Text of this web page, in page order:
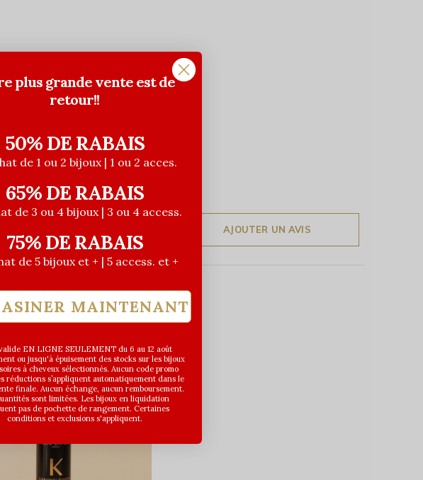
AJOUTER UN AVIS
plus grande vente est de
retour!!
50% DE RABAIS
de 1 ou 2 bijoux | 1 ou 2 acces.
65% DE RABAIS
de 3 ou 4 bijoux | 3 ou 4 access.
75% DE RABAIS
de 5 bijoux et + | 5 access. et +
MAINTENANT
EN LIGNE SEULEMENT du 6 au 12 août
ou jusqu'à épuisement des stocks sur les bijoux
à cheveux sélectionnés. Aucun code promo
réductions s’appliquent automatiquement dans le
finale. Aucun échange, aucun remboursement.
sont limitées. Les bijoux en liquidation
pas de pochette de rangement. Certaines
conditions et exclusions s'appliquent.